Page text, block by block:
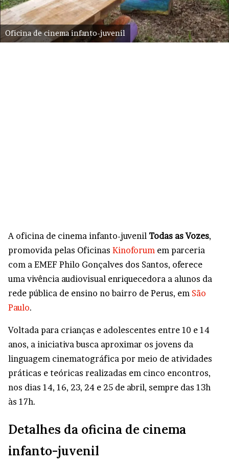
Oficina de cinema infanto-juvenil
A oficina de cinema infanto-juvenil Todas as Vozes,
promovida pelas Oficinas Kinoforum em parceria
com a EMEF Philo Gonçalves dos Santos, oferece
uma vivência audiovisual enriquecedora a alunos da
rede pública de ensino no bairro de Perus, em São
Paulo.
Voltada para crianças e adolescentes entre 10 e 14
anos, a iniciativa busca aproximar os jovens da
linguagem cinematográfica por meio de atividades
práticas e teóricas realizadas em cinco encontros,
nos dias 14, 16, 23, 24 e 25 de abril, sempre das 13h
às 17h.
Detalhes da oficina de cinema
infanto-juvenil